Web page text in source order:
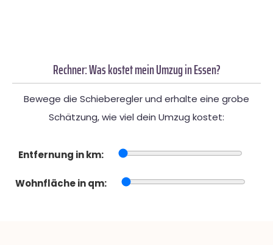
Rechner: Was kostet mein Umzug in Essen?
Bewege die Schieberegler und erhalte eine grobe
Schätzung, wie viel dein Umzug kostet:
Entfernung in km:
Wohnfläche in qm: